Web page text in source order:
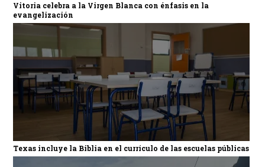
Vitoria celebra a la Virgen Blanca con énfasis en la
evangelización
Texas incluye la Biblia en el currículo de las escuelas públicas